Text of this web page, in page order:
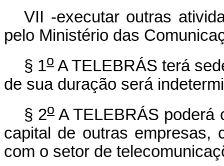
VII -executar outras
pelo Ministério das
§ 1o A TELEBRÁS terá
de sua duração será
§ 2oA TELEBRÁS poderá
capital de outras empresas,
com o setor de